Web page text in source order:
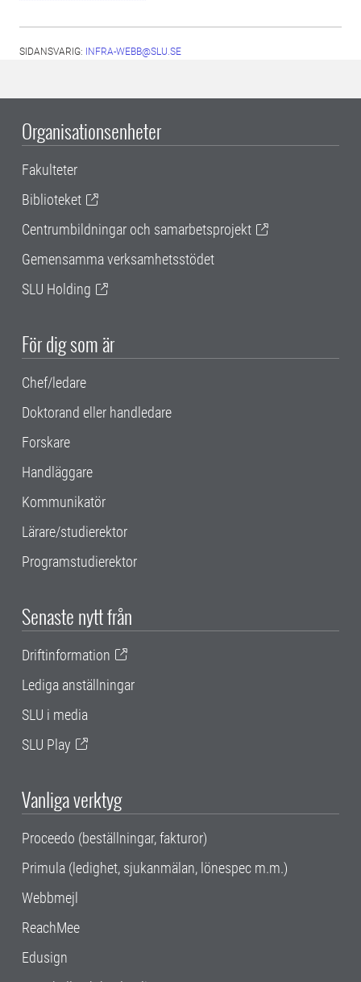
SIDANSVARIG: INFRA-WEBB@SLU.SE
Organisationsenheter
Fakulteter
Biblioteket
Centrumbildningar och samarbetsprojekt
Gemensamma verksamhetsstödet
SLU Holding
För dig som är
Chef/ledare
Doktorand eller handledare
Forskare
Handläggare
Kommunikatör
Lärare/studierektor
Programstudierektor
Senaste nytt från
Driftinformation
Lediga anställningar
SLU i media
SLU Play
Vanliga verktyg
Proceedo (beställningar, fakturor)
Primula (ledighet, sjukanmälan, lönespec m.m.)
Webbmejl
ReachMee
Edusign